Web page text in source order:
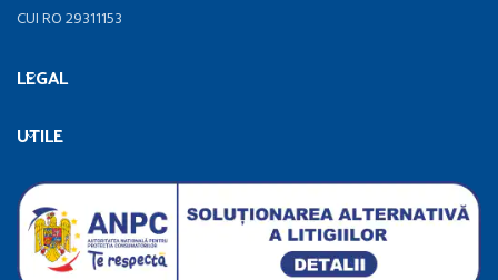
CUI RO 29311153
LEGAL
UTILE